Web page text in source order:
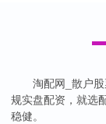
淘配网_散户
规实盘配资，就选
稳健。